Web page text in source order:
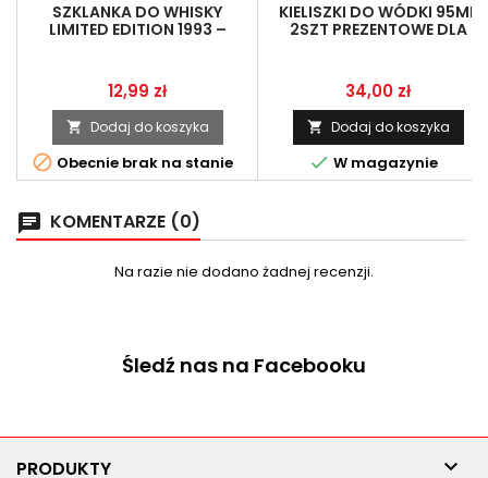
SZKLANKA DO WHISKY
LIMITED EDITION 1993 –
Cena
12,99 zł
 Dodaj do koszyka
 Obecnie brak na stanie
KIELISZKI DO WÓDKI 95ML
2SZT PREZENTOWE DLA
Cena
34,00 zł
 Dodaj do koszyka
 W magazynie
chat KOMENTARZE (0)
Na razie nie dodano żadnej recenzji.
Śledź nas na Facebooku
PRODUKTY 